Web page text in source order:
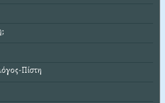
Πίστη